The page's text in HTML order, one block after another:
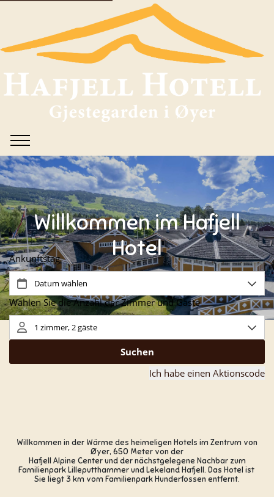
Willkommen im Hafjell
Hotel
Willkommen in der Wärme des heimeligen Hotels im Zentrum von
Øyer, 650 Meter von der
Hafjell Alpine Center und der nächstgelegene Nachbar zum
Familienpark Lilleputthammer und Lekeland Hafjell. Das Hotel ist
Sie liegt 3 km vom Familienpark Hunderfossen entfernt.